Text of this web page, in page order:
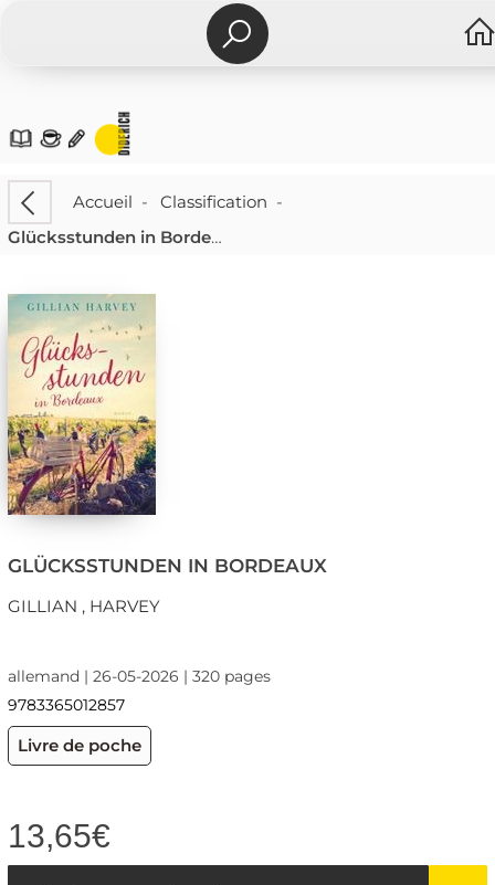
Accueil - Classification -
Glücksstunden in Bordeaux
GLÜCKSSTUNDEN IN BORDEAUX
GILLIAN , HARVEY
allemand | 26-05-2026 | 320 pages
9783365012857
Livre de poche
13,65€